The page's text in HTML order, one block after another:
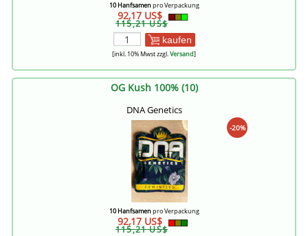
10 Hanfsamenpro Verpackung
92,17 US$
115,21 US$
kaufen
[inkl. 10% Mwst zzgl.Versand]
OG Kush 100% (10)
DNA Genetics
-20%
10 Hanfsamenpro Verpackung
92,17 US$
115,21 US$